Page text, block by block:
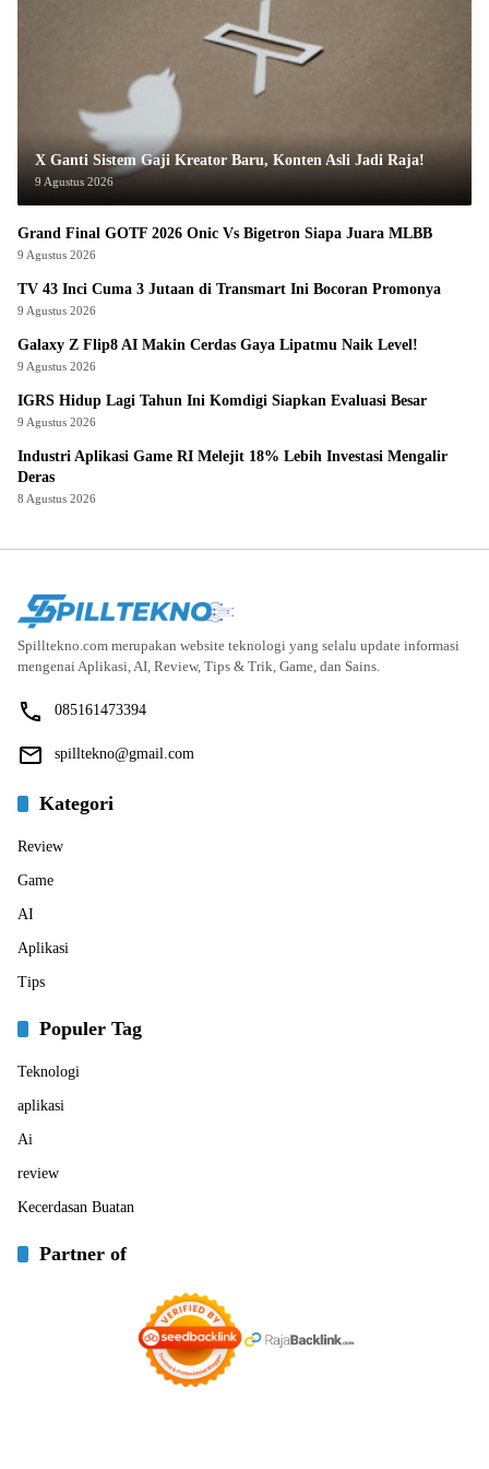
X Ganti Sistem Gaji Kreator Baru, Konten Asli Jadi Raja!
9 Agustus 2026
Grand Final GOTF 2026 Onic Vs Bigetron Siapa Juara MLBB
9 Agustus 2026
TV 43 Inci Cuma 3 Jutaan di Transmart Ini Bocoran Promonya
9 Agustus 2026
Galaxy Z Flip8 AI Makin Cerdas Gaya Lipatmu Naik Level!
9 Agustus 2026
IGRS Hidup Lagi Tahun Ini Komdigi Siapkan Evaluasi Besar
9 Agustus 2026
Industri Aplikasi Game RI Melejit 18% Lebih Investasi Mengalir
Deras
8 Agustus 2026
Spilltekno.com merupakan website teknologi yang selalu update informasi
mengenai Aplikasi, AI, Review, Tips & Trik, Game, dan Sains.
085161473394
spilltekno@gmail.com
Kategori
Review
Game
AI
Aplikasi
Tips
Populer Tag
Teknologi
aplikasi
Ai
review
Kecerdasan Buatan
Partner of